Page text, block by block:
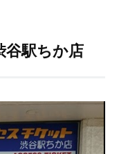
谷駅ちか店